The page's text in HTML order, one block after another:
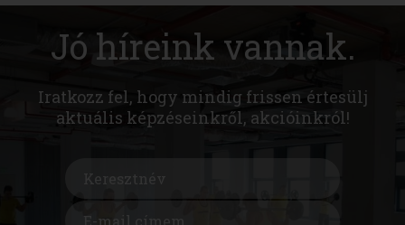
Jó híreink vannak.
Iratkozz fel, hogy mindig frissen értesülj
aktuális képzéseinkről, akcióinkról!